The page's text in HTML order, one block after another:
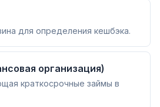
для определения кешбэка.
организация)
краткосрочные займы в